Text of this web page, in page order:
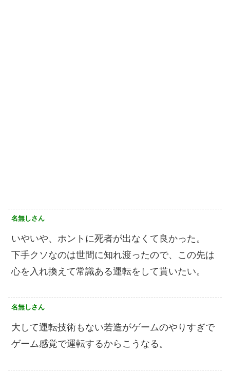
名無しさん
いやいや、ホントに死者が出なくて良かった。
下手クソなのは世間に知れ渡ったので、この先は
心を入れ換えて常識ある運転をして貰いたい。
名無しさん
大して運転技術もない若造がゲームのやりすぎで
ゲーム感覚で運転するからこうなる。